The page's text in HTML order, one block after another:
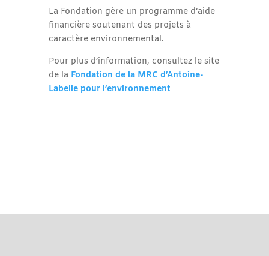
La Fondation gère un programme d’aide
financière soutenant des projets à
caractère environnemental.
Pour plus d’information, consultez le site
de la Fondation de la MRC d’Antoine-
Labelle pour l’environnement